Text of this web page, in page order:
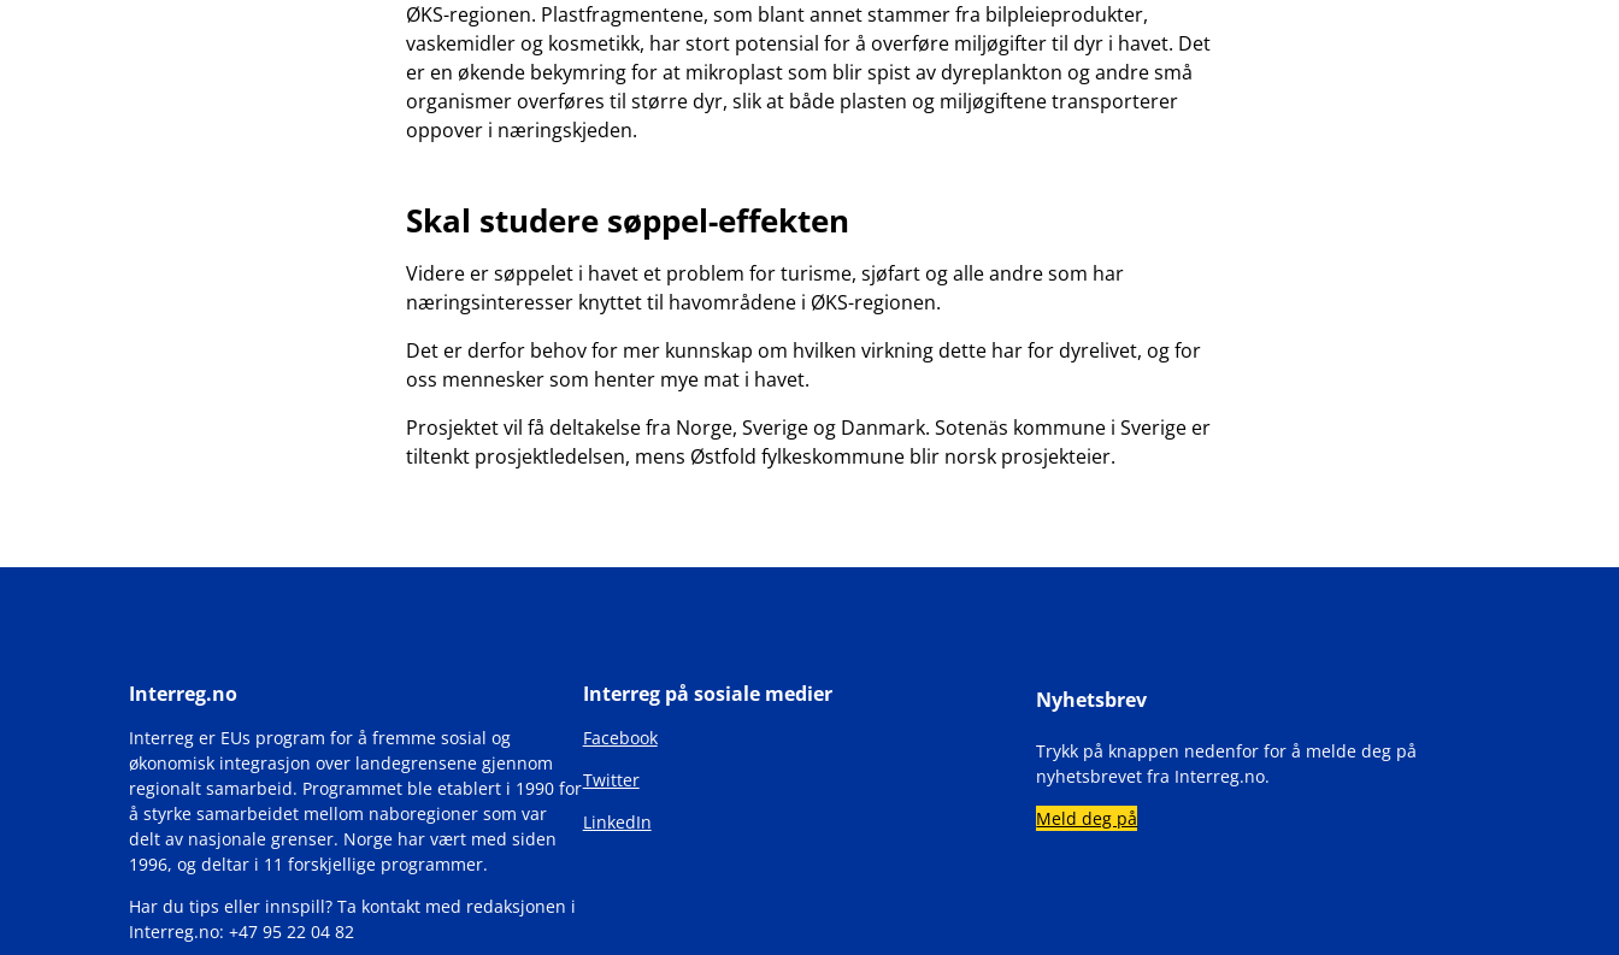
ØKS-regionen. Plastfragmentene, som blant annet stammer fra bilpleieprodukter,
vaskemidler og kosmetikk, har stort potensial for å overføre miljøgifter til dyr i havet. Det
er en økende bekymring for at mikroplast som blir spist av dyreplankton og andre små
organismer overføres til større dyr, slik at både plasten og miljøgiftene transporterer
oppover i næringskjeden.
Skal studere søppel-effekten
Videre er søppelet i havet et problem for turisme, sjøfart og alle andre som har
næringsinteresser knyttet til havområdene i ØKS-regionen.
Det er derfor behov for mer kunnskap om hvilken virkning dette har for dyrelivet, og for
oss mennesker som henter mye mat i havet.
Prosjektet vil få deltakelse fra Norge, Sverige og Danmark. Sotenäs kommune i Sverige er
tiltenkt prosjektledelsen, mens Østfold fylkeskommune blir norsk prosjekteier.
Interreg.no
Interreg er EUs program for å fremme sosial og
økonomisk integrasjon over landegrensene gjennom
regionalt samarbeid. Programmet ble etablert i 1990 for
å styrke samarbeidet mellom naboregioner som var
delt av nasjonale grenser. Norge har vært med siden
1996, og deltar i 11 forskjellige programmer.
Har du tips eller innspill? Ta kontakt med redaksjonen i
Interreg.no: +47 95 22 04 82
Interreg på sosiale medier
Facebook
Twitter
LinkedIn
Nyhetsbrev
Trykk på knappen nedenfor for å melde deg på
nyhetsbrevet fra Interreg.no.
Meld deg på